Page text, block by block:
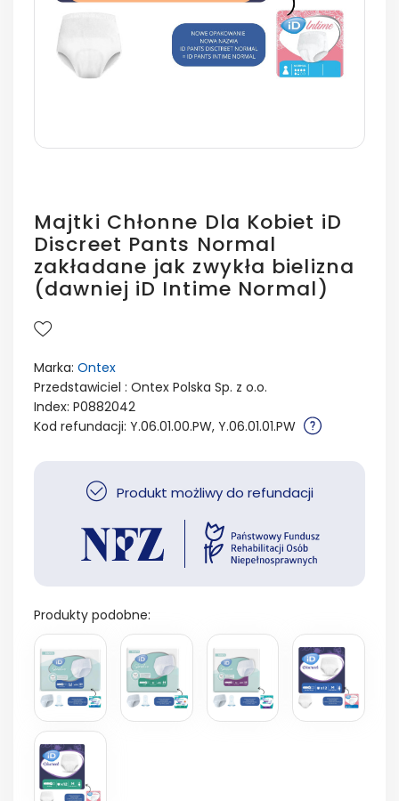
Majtki Chłonne Dla Kobiet iD
Discreet Pants Normal
zakładane jak zwykła bielizna
(dawniej iD Intime Normal)
Marka: Ontex
Przedstawiciel : Ontex Polska Sp. z o.o.
Index: P0882042
Kod refundacji: Y.06.01.00.PW, Y.06.01.01.PW
Produkt możliwy do refundacji
Produkty podobne: